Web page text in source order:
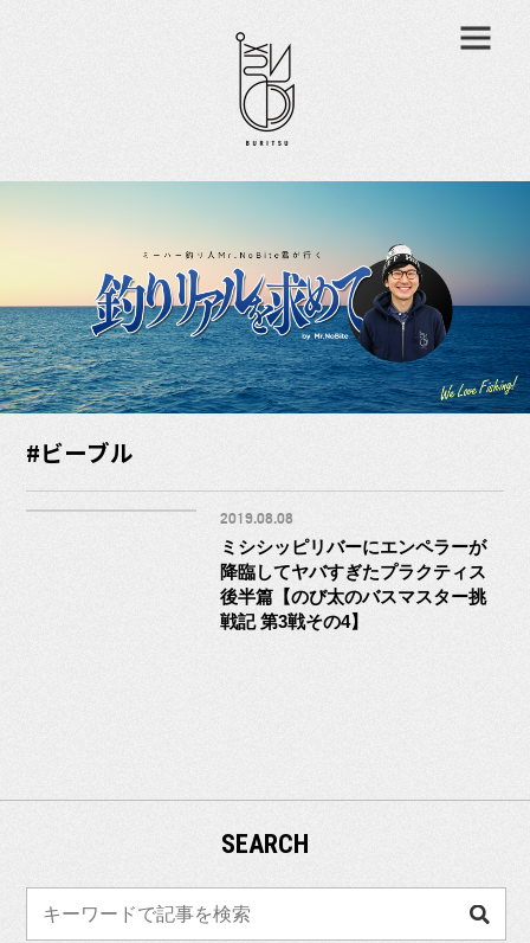
#ビーブル
2019.08.08
ミシシッピリバーにエンペラーが
降臨してヤバすぎたプラクティス
後半篇【のび太のバスマスター挑
戦記 第3戦その4】
SEARCH